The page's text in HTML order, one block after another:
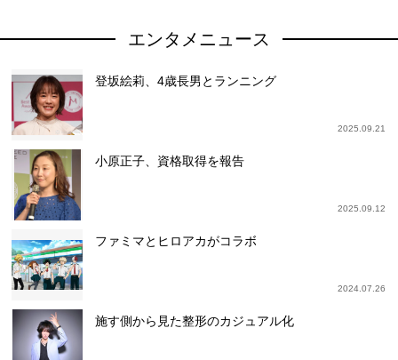
エンタメニュース
登坂絵莉、4歳長男とランニング
2025.09.21
小原正子、資格取得を報告
2025.09.12
ファミマとヒロアカがコラボ
2024.07.26
施す側から見た整形のカジュアル化